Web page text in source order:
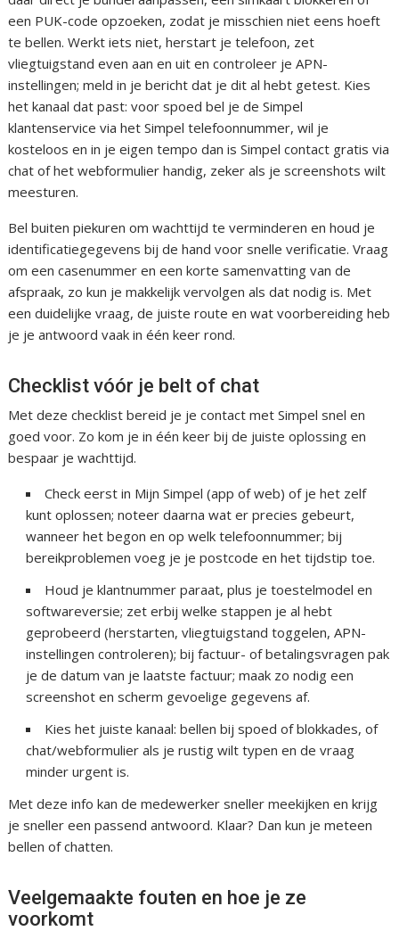
een PUK-code opzoeken, zodat je misschien niet eens hoeft
te bellen. Werkt iets niet, herstart je telefoon, zet
vliegtuigstand even aan en uit en controleer je APN-
instellingen; meld in je bericht dat je dit al hebt getest. Kies
het kanaal dat past: voor spoed bel je de Simpel
klantenservice via het Simpel telefoonnummer, wil je
kosteloos en in je eigen tempo dan is Simpel contact gratis via
chat of het webformulier handig, zeker als je screenshots wilt
meesturen.
Bel buiten piekuren om wachttijd te verminderen en houd je
identificatiegegevens bij de hand voor snelle verificatie. Vraag
om een casenummer en een korte samenvatting van de
afspraak, zo kun je makkelijk vervolgen als dat nodig is. Met
een duidelijke vraag, de juiste route en wat voorbereiding heb
je je antwoord vaak in één keer rond.
Checklist vóór je belt of chat
Met deze checklist bereid je je contact met Simpel snel en
goed voor. Zo kom je in één keer bij de juiste oplossing en
bespaar je wachttijd.
Check eerst in Mijn Simpel (app of web) of je het zelf
kunt oplossen; noteer daarna wat er precies gebeurt,
wanneer het begon en op welk telefoonnummer; bij
bereikproblemen voeg je je postcode en het tijdstip toe.
Houd je klantnummer paraat, plus je toestelmodel en
softwareversie; zet erbij welke stappen je al hebt
geprobeerd (herstarten, vliegtuigstand toggelen, APN-
instellingen controleren); bij factuur- of betalingsvragen pak
je de datum van je laatste factuur; maak zo nodig een
screenshot en scherm gevoelige gegevens af.
Kies het juiste kanaal: bellen bij spoed of blokkades, of
chat/webformulier als je rustig wilt typen en de vraag
minder urgent is.
Met deze info kan de medewerker sneller meekijken en krijg
je sneller een passend antwoord. Klaar? Dan kun je meteen
bellen of chatten.
Veelgemaakte fouten en hoe je ze
voorkomt